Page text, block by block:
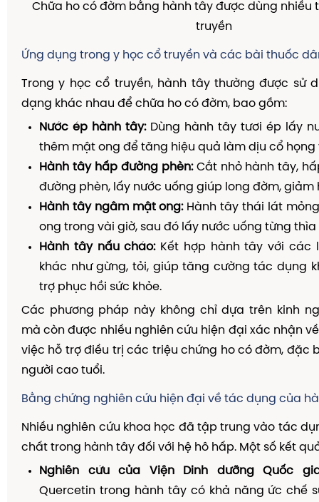
Chữa ho có đờm bằng hành tây được dùng nhiều
truyền
Ứng dụng trong y học cổ truyền và các bài thuốc
Trong y học cổ truyền, hành tây thường được sử
dạng khác nhau để chữa ho có đờm, bao gồm:
Nước ép hành tây:Dùng hành tây tươi ép lấy
thêm mật ong để tăng hiệu quả làm dịu cổ họng
Hành tây hấp đường phèn:Cắt nhỏ hành tây,
đường phèn, lấy nước uống giúp long đờm, giảm
Hành tây ngâm mật ong:Hành tây thái lát
ong trong vài giờ, sau đó lấy nước uống từng thìa
Hành tây nấu cháo:Kết hợp hành tây với các
khác như gừng, tỏi, giúp tăng cường tác dụng
trợ phục hồi sức khỏe.
Các phương pháp này không chỉ dựa trên kinh
mà còn được nhiều nghiên cứu hiện đại xác nhận
việc hỗ trợ điều trị các triệu chứng ho có đờm, đặc
người cao tuổi.
Bằng chứng nghiên cứu hiện đại về tác dụng của
Nhiều nghiên cứu khoa học đã tập trung vào tác
chất trong hành tây đối với hệ hô hấp. Một số kết
Nghiên cứu của Viện Dinh dưỡng Quốc
Quercetin trong hành tây có khả năng ức chế